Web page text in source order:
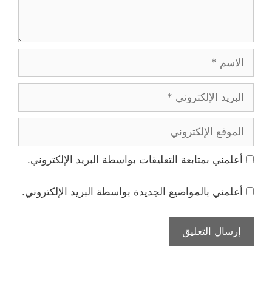
الإلكتروني
الإلكتروني
أعلمني بمتابعة التعليقات بواسطة البريد الإلكتروني.
أعلمني بالمواضيع الجديدة بواسطة البريد الإلكتروني.